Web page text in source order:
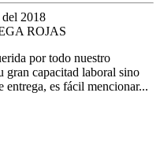
2018
ROJAS
por todo nuestro
gran capacitad laboral sino
entrega, es fácil mencionar...